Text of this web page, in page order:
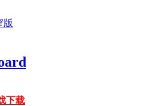
版
下载